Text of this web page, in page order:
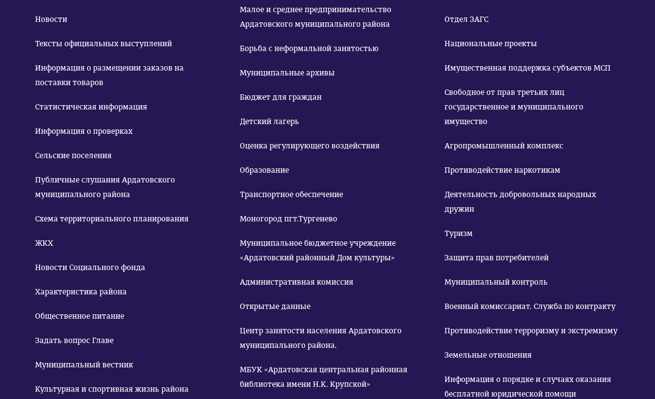
Новости
Тексты официальных выступлений
Информация о размещении заказов на
поставки товаров
Статистическая информация
Информация о проверках
Сельские поселения
Публичные слушания Ардатовского
муниципального района
Схема территориального планирования
ЖКХ
Новости Социального фонда
Характеристика района
Общественное питание
Задать вопрос Главе
Муниципальный вестник
Культурная и спортивная жизнь района
Малое и среднее предпринимательство
Ардатовского муниципального района
Борьба с неформальной занятостью
Муниципальные архивы
Бюджет для граждан
Детский лагерь
Оценка регулирующего воздействия
Образование
Транспортное обеспечение
Моногород пгт.Тургенево
Муниципальное бюджетное учреждение
«Ардатовский районный Дом культуры»
Административная комиссия
Открытые данные
Центр занятости населения Ардатовского
муниципального района.
МБУК «Ардатовская центральная районная
библиотека имени Н.К. Крупской»
Отдел ЗАГС
Национальные проекты
Имущественная поддержка субъектов МСП
Свободное от прав третьих лиц
государственное и муниципального
имущество
Агропромышленный комплекс
Противодействие наркотикам
Деятельность добровольных народных
дружин
Туризм
Защита прав потребителей
Муниципальный контроль
Военный комиссариат. Служба по контракту
Противодействие терроризму и экстремизму
Земельные отношения
Информация о порядке и случаях оказания
бесплатной юридической помощи